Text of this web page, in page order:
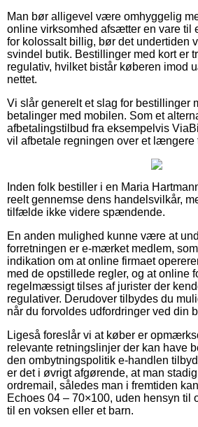
Man bør alligevel være omhyggelig
online virksomhed afsætter en vare til
for kolossalt billig, bør det undertiden
svindel butik. Bestillinger med kort er
regulativ, hvilket bistår køberen imod
nettet.
Vi slår generelt et slag for bestillinger
betalinger med mobilen. Som et
afbetalingstilbud fra eksempelvis
vil afbetale regningen over et længere
Inden folk bestiller i en Maria
reelt gennemse dens handelsvilkår,
tilfælde ikke videre spændende.
En anden mulighed kunne være at
forretningen er e-mærket medlem,
indikation om at online firmaet
med de opstillede regler, og at online
regelmæssigt tilses af jurister der
regulativer. Derudover tilbydes du
når du forvoldes udfordringer ved din
Ligeså foreslår vi at køber er
relevante retningslinjer der kan have
den ombytningspolitik e-handlen
er det i øvrigt afgørende, at man
ordremail, således man i fremtiden
Echoes 04 – 70×100, uden hensyn til
til en voksen eller et barn.